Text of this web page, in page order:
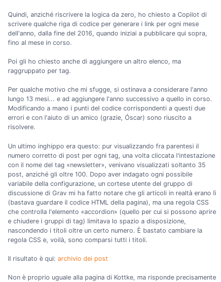
Quindi, anziché riscrivere la logica da zero, ho chiesto a Copilot di
scrivere qualche riga di codice per generare i link per ogni mese
dell'anno, dalla fine del 2016, quando iniziai a pubblicare qui sopra,
fino al mese in corso.
Poi gli ho chiesto anche di aggiungere un altro elenco, ma
raggruppato per tag.
Per qualche motivo che mi sfugge, si ostinava a considerare l'anno
lungo 13 mesi... e ad aggiungere l'anno successivo a quello in corso.
Modificando a mano i punti del codice corrispondenti a questi due
errori e con l'aiuto di un amico (grazie, Óscar) sono riuscito a
risolvere.
Un ultimo inghippo era questo: pur visualizzando fra parentesi il
numero corretto di post per ogni tag, una volta cliccata l'intestazione
con il nome del tag «newsletter», venivano visualizzati soltanto 35
post, anziché gli oltre 100. Dopo aver indagato ogni possibile
variabile della configurazione, un cortese utente del gruppo di
discussione di Grav mi ha fatto notare che gli articoli in realtà erano lì
(bastava guardare il codice HTML della pagina), ma una regola CSS
che controlla l'elemento «accordion» (quello per cui si possono aprire
e chiudere i gruppi di tag) limitava lo spazio a disposizione,
nascondendo i titoli oltre un certo numero. È bastato cambiare la
regola CSS e, voilà, sono comparsi tutti i titoli.
Il risultato è qui: archivio dei post
Non è proprio uguale alla pagina di Kottke, ma risponde precisamente